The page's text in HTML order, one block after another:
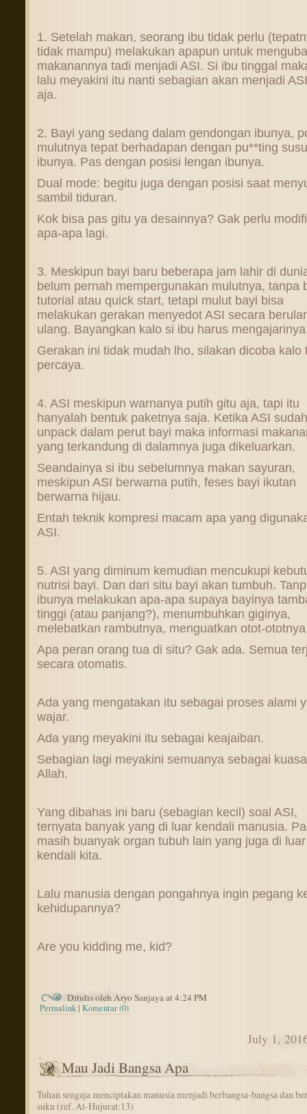
1. Setelah makan, seorang ibu tidak perlu
tidak mampu) melakukan apapun untuk
makanannya tadi menjadi ASI. Si ibu tinggal
lalu meyakini itu nanti sebagian akan menjadi
aja.
2. Bayi yang sedang dalam gendongan ibunya,
mulutnya tepat berhadapan dengan pu**ting susu
ibunya. Pas dengan posisi lengan ibunya.
Dual mode: begitu juga dengan posisi saat
sambil tiduran.
Kok bisa pas gitu ya desainnya? Gak perlu
apa-apa lagi.
3. Meskipun bayi baru beberapa jam lahir di
belum pernah mempergunakan mulutnya, tanpa
tutorial atau quick start, tetapi mulut bayi bisa
melakukan gerakan menyedot ASI secara
ulang. Bayangkan kalo si ibu harus
Gerakan ini tidak mudah lho, silakan dicoba kalo
percaya.
4. ASI meskipun warnanya putih gitu aja, tapi itu
hanyalah bentuk paketnya saja. Ketika ASI
unpack dalam perut bayi maka informasi
yang terkandung di dalamnya juga dikeluarkan.
Seandainya si ibu sebelumnya makan sayuran,
meskipun ASI berwarna putih, feses bayi ikutan
berwarna hijau.
Entah teknik kompresi macam apa yang
ASI.
5. ASI yang diminum kemudian mencukupi
nutrisi bayi. Dan dari situ bayi akan tumbuh.
ibunya melakukan apa-apa supaya bayinya
tinggi (atau panjang?), menumbuhkan giginya,
melebatkan rambutnya, menguatkan otot-
Apa peran orang tua di situ? Gak ada. Semua
secara otomatis.
Ada yang mengatakan itu sebagai proses alami
wajar.
Ada yang meyakini itu sebagai keajaiban.
Sebagian lagi meyakini semuanya sebagai kuasa
Allah.
Yang dibahas ini baru (sebagian kecil) soal ASI,
ternyata banyak yang di luar kendali manusia.
masih buanyak organ tubuh lain yang juga di luar
kendali kita.
Lalu manusia dengan pongahnya ingin pegang
kehidupannya?
Are you kidding me, kid?
Ditulis oleh Aryo Sanjaya at 4:24 PM
Permalink |Komentar (0)
July 1,
Mau Jadi Bangsa Apa
Tuhan sengaja menciptakan manusia menjadi berbangsa-bangsa dan
suku (ref. Al-Hujurat:13)